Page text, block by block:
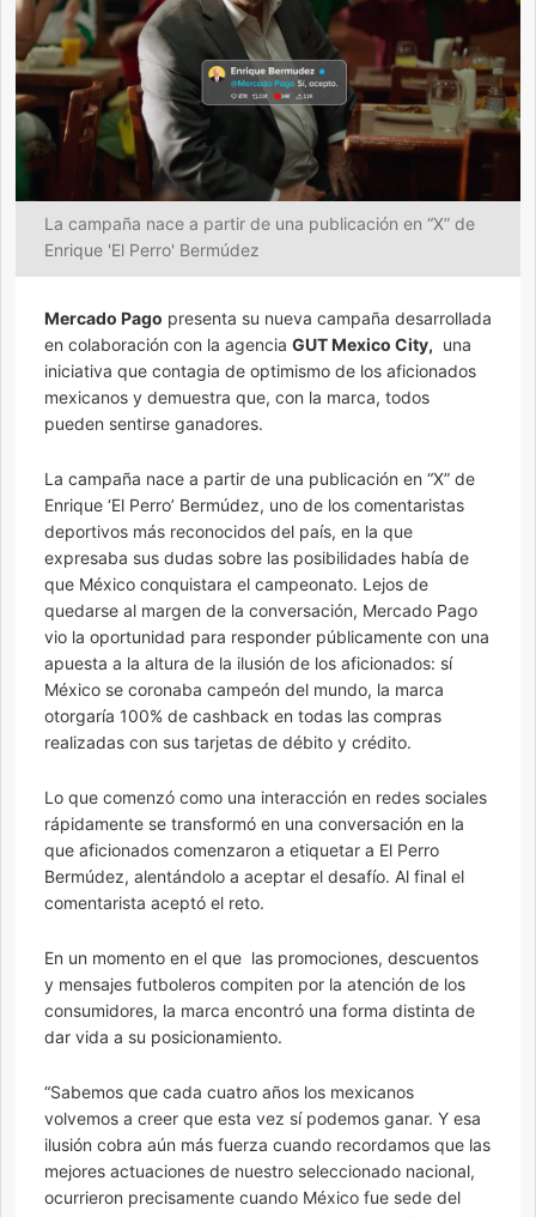
La campaña nace a partir de una publicación en “X” de
Enrique 'El Perro' Bermúdez
Mercado Pago presenta su nueva campaña desarrollada
en colaboración con la agencia GUT Mexico City, una
iniciativa que contagia de optimismo de los aficionados
mexicanos y demuestra que, con la marca, todos
pueden sentirse ganadores.
La campaña nace a partir de una publicación en “X” de
Enrique ‘El Perro’ Bermúdez, uno de los comentaristas
deportivos más reconocidos del país, en la que
expresaba sus dudas sobre las posibilidades había de
que México conquistara el campeonato. Lejos de
quedarse al margen de la conversación, Mercado Pago
vio la oportunidad para responder públicamente con una
apuesta a la altura de la ilusión de los aficionados: sí
México se coronaba campeón del mundo, la marca
otorgaría 100% de cashback en todas las compras
realizadas con sus tarjetas de débito y crédito.
Lo que comenzó como una interacción en redes sociales
rápidamente se transformó en una conversación en la
que aficionados comenzaron a etiquetar a El Perro
Bermúdez, alentándolo a aceptar el desafío. Al final el
comentarista aceptó el reto.
En un momento en el que las promociones, descuentos
y mensajes futboleros compiten por la atención de los
consumidores, la marca encontró una forma distinta de
dar vida a su posicionamiento.
“Sabemos que cada cuatro años los mexicanos
volvemos a creer que esta vez sí podemos ganar. Y esa
ilusión cobra aún más fuerza cuando recordamos que las
mejores actuaciones de nuestro seleccionado nacional,
ocurrieron precisamente cuando México fue sede del